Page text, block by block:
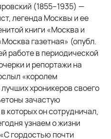
(1855–1935) —
легенда Москвы и ее
книги «Москва и
газетная» (опубл.
работе в периодической
и репортажи на
«королем
хроникеров своего
зачастую
которых он сотрудничал,
узнаем о жизни
гордостью почти